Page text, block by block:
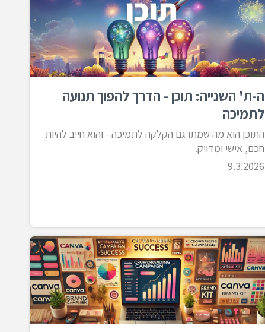
ניהול קהילה
סטוריטלינג
שיווק הפרויקט - אסטרטגיה
תשורות
ה-ת' השנייה: תוכן - הדרך להפוך תנועה
לתמיכה
התוכן הוא מה שמתרגם הקלקה לתמיכה - והוא חייב להיות
חכם, אישי ומדויק.
9.3.2026